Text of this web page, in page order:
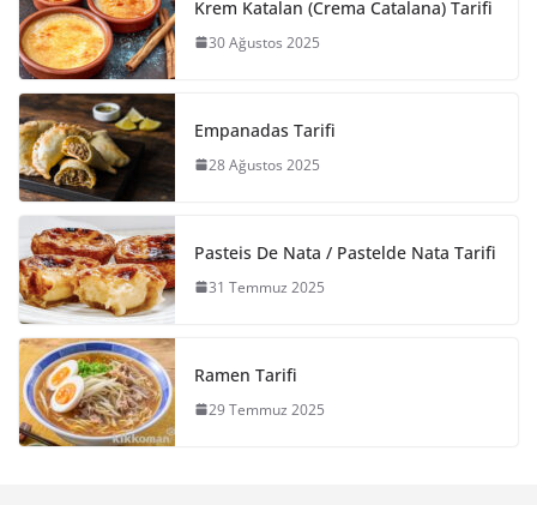
Krem Katalan (Crema Catalana) Tarifi
30 Ağustos 2025
Empanadas Tarifi
28 Ağustos 2025
Pasteis De Nata / Pastelde Nata Tarifi
31 Temmuz 2025
Ramen Tarifi
29 Temmuz 2025